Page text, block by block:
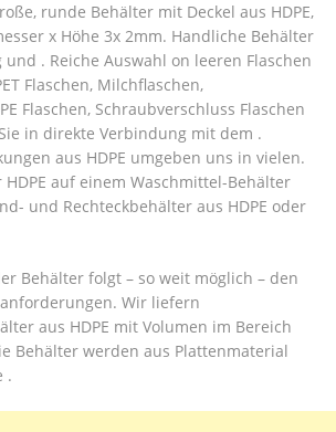
runde Behälter mit Deckel aus HDPE,
x Höhe 3x 2mm. Handliche Behälter
. Reiche Auswahl on leeren Flaschen
Flaschen, Milchflaschen,
Flaschen, Schraubverschluss Flaschen
in direkte Verbindung mit dem .
aus HDPE umgeben uns in vielen.
HDPE auf einem Waschmittel-Behälter
und Rechteckbehälter aus HDPE oder
Behälter folgt – so weit möglich – den
Wir liefern
aus HDPE mit Volumen im Bereich
Behälter werden aus Plattenmaterial
.